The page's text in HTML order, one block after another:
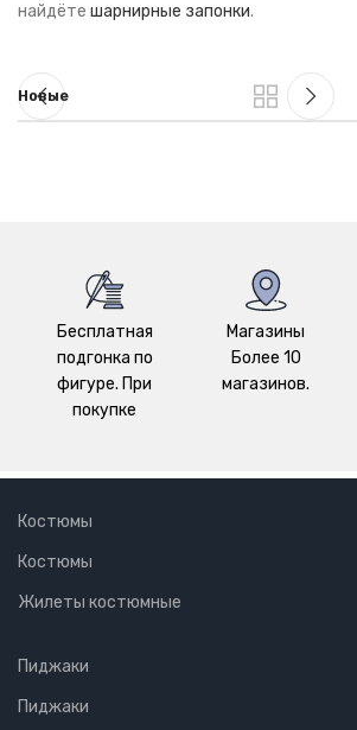
найдёте шарнирные запонки.
Новые
Бесплатная
подгонка по
фигуре. При
покупке
Магазины
Более 10
магазинов.
Костюмы
Костюмы
Жилеты костюмные
Пиджаки
Пиджаки